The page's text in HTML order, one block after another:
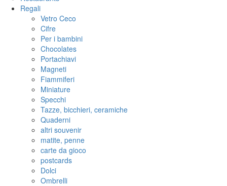
Regali
Vetro Ceco
Cifre
Per i bambini
Chocolates
Portachiavi
Magneti
Fiammiferi
Miniature
Specchi
Tazze, bicchieri, ceramiche
Quaderni
altri souvenir
matite, penne
carte da gioco
postcards
Dolci
Ombrelli